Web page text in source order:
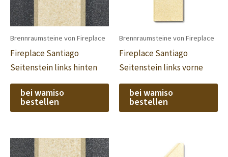
Brennraumsteine von Fireplace
Fireplace Santiago
Seitenstein links hinten
bei wamiso
bestellen
Brennraumsteine von Fireplace
Fireplace Santiago
Seitenstein links vorne
bei wamiso
bestellen